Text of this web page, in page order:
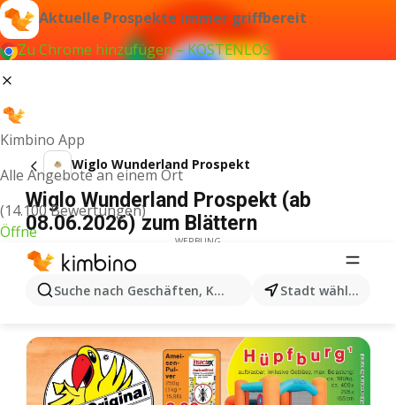
Aktuelle Prospekte immer griffbereit
Zu Chrome hinzufügen – KOSTENLOS
Kimbino App
Alle Angebote an einem Ort
(14.100 Bewertungen)
Öffne
Suche nach Geschäften, Kategorien, Produkten...
Stadt wählen
Wiglo Wunderland Prospekt
Wiglo Wunderland Prospekt (ab
08.06.2026) zum Blättern
WERBUNG